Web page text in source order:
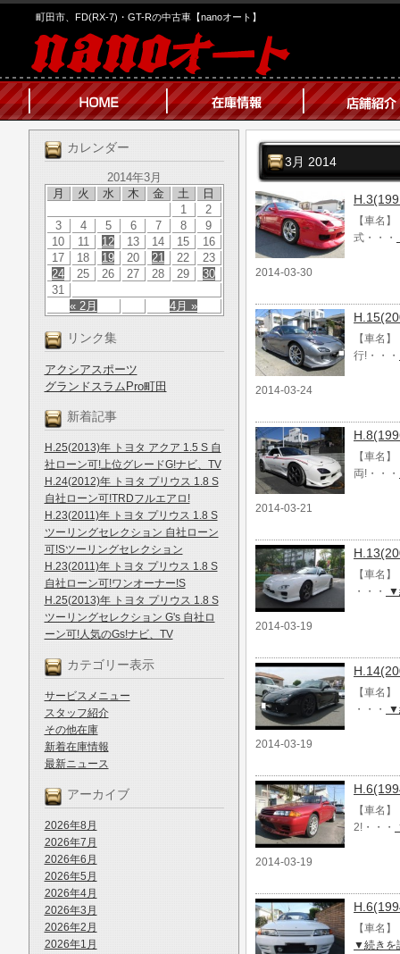
町田市、FD(RX-7)・GT-Rの中古車【nanoオート】
カレンダー
2014年3月
月
火 水 木 金 土 日
« 2月 4月 »
1
2
3
4 5 6 7 8
9
10
11 12 13 14 15
16
17
18 19 20 21 22
23
24
25 26 27 28 29
30
31
リンク集
アクシアスポーツ
グランドスラムPro町田
新着記事
H.25(2013)年 トヨタ アクア 1.5 S 自
社ローン可!上位グレードG!ナビ、TV
H.24(2012)年 トヨタ プリウス 1.8 S
自社ローン可!TRDフルエアロ!
H.23(2011)年 トヨタ プリウス 1.8 S
ツーリングセレクション 自社ローン
可!Sツーリングセレクション
H.23(2011)年 トヨタ プリウス 1.8 S
自社ローン可!ワンオーナー!S
H.25(2013)年 トヨタ プリウス 1.8 S
ツーリングセレクション G's 自社ロ
ーン可!人気のGs!ナビ、TV
カテゴリー表示
サービスメニュー
スタッフ紹介
その他在庫
新着在庫情報
最新ニュース
アーカイブ
2026年8月
2026年7月
2026年6月
2026年5月
2026年4月
2026年3月
2026年2月
2026年1月
3月 2014
【車名
式・・・
2014-03-30
【車名
行!・・・
2014-03-24
【車名
両!・・・
2014-03-21
【車名
・・・
▼
2014-03-19
【車名
・・・
▼
2014-03-19
【車名
2!・・・
2014-03-19
【車名
▼続きを